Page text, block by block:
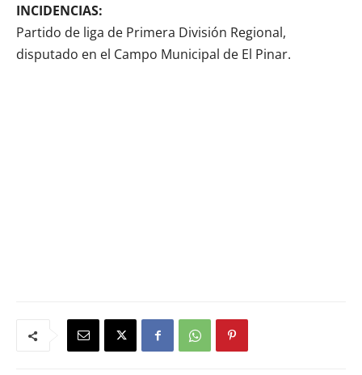
INCIDENCIAS:
Partido de liga de Primera División Regional,
disputado en el Campo Municipal de El Pinar.